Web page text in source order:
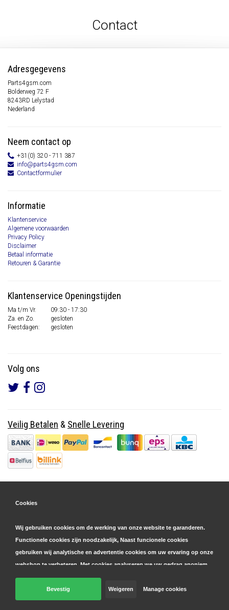
Contact
Adresgegevens
Parts4gsm.com
Bolderweg 72 F
8243RD Lelystad
Nederland
Neem contact op
+31(0) 320 - 711 387
info@parts4gsm.com
Contactformulier
Informatie
Klantenservice
Algemene voorwaarden
Privacy Policy
Disclaimer
Betaal informatie
Retouren & Garantie
Klantenservice Openingstijden
Ma t/m Vr.
09:30 - 17:30
Za. en Zo.
gesloten
Feestdagen:
gesloten
Volg ons
Veilig Betalen & Snelle Levering
© Copyright 2026 Parts4GSM - Design byWebdinge.nl
Cookies
Wij gebruiken cookies om de werking van onze website te garanderen.
Functionele cookies zijn noodzakelijk, Naast funcionele cookies
gebruiken wij analytische en advertentie cookies om uw ervaring op onze
webshop te verbeteren. Met cookies analyseren we uw gedrag anoniem,
zowel binnen als buiten onze website, om onze diensten te
personaliseren en advertenties te tonen. Lees hier meer over in onze
cookie- en privacyverklaring. Klik op 'bevestigen' om akkoord te gaan
Bevestig Weigeren Manage cookies